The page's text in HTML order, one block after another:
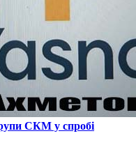
СКМ у спробі